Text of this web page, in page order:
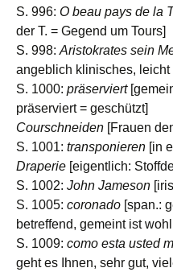
S. 996: O beau pays de la
der T. = Gegend um Tours]
S. 998: Aristokrates sein
angeblich klinisches,
S. 1000: präserviert
präserviert = geschützt]
Courschneiden [Frauen
S. 1001: transponieren [in
Draperie [eigentlich:
S. 1002: John Jameson
S. 1005: coronado [span.:
betreffend, gemeint ist
S. 1009: como esta usted
geht es Ihnen, sehr gut,